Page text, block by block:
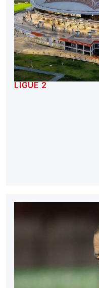
LIGUE 2